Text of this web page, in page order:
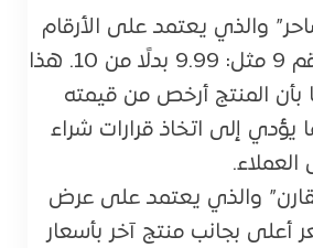
والذي يعتمد على الأرقام
المنتهية بالرقم 9 مثل: 9.99 بدلًا من 10. هذا
بأن المنتج أرخص من قيمته
يؤدي إلى اتخاذ قرارات شراء
والذي يعتمد على عرض
بجانب منتج آخر بأسعار